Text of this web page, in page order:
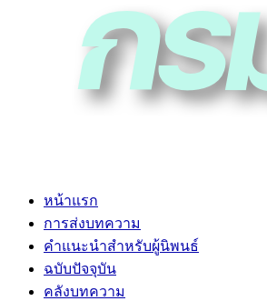
หน้าแรก
การส่งบทความ
คำแนะนำสำหรับผู้นิพนธ์
ฉบับปัจจุบัน
คลังบทความ